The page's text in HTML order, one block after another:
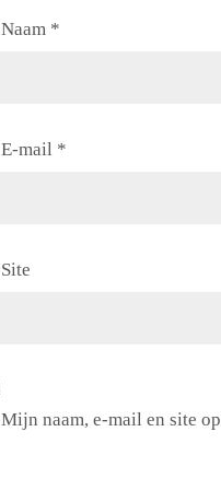
Naam *
E-mail *
Site
Mijn naam, e-mail en site